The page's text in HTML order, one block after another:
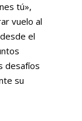
tú»,
vuelo al
el
desafíos
su